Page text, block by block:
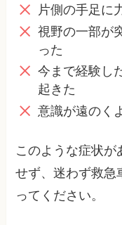
片側の手足に
視野の一部が
った
今まで経験し
起きた
意識が遠のく
このような症状が
せず、迷わず救急
ってください。